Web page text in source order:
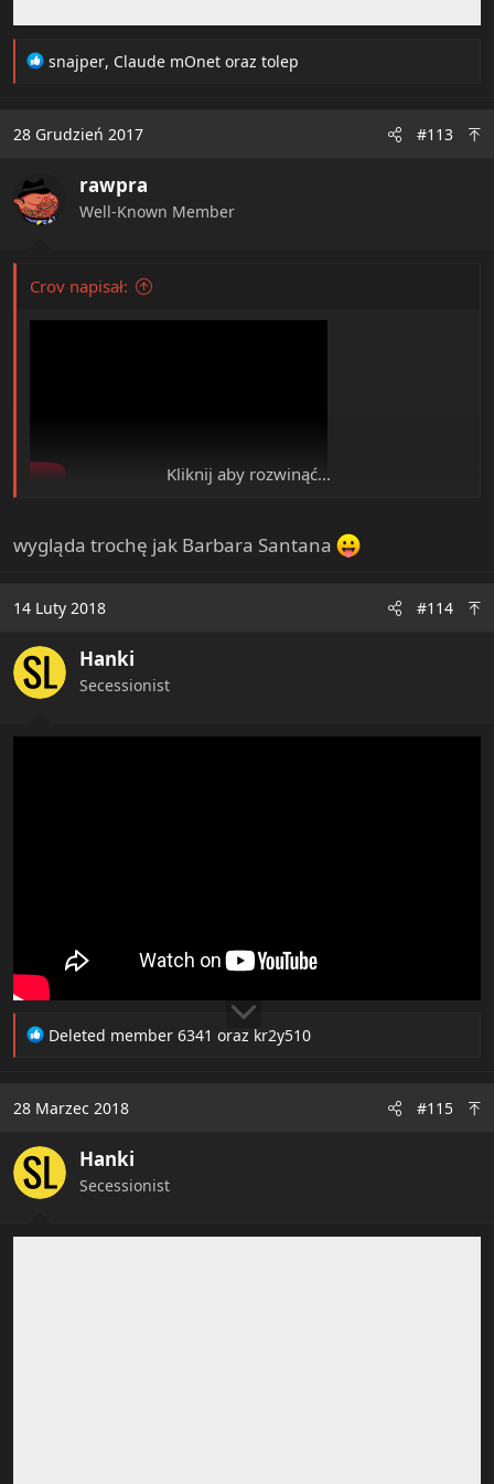
R
t
o
n
s
snajper, Claude mOnet oraz tolep
28 Grudzień 2017 #113
rawpra
Well-Known Member
Crov napisał:
Kliknij aby rozwinąć...
wygląda trochę jak Barbara Santana
14 Luty 2018 #114
Hanki
Secessionist
R
t
o
n
s
Deleted member 6341 oraz kr2y510
28 Marzec 2018 #115
Hanki
Secessionist